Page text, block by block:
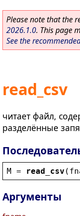
Please note that the
2026.1.0. This page
See the
read_csv
читает файл,
разделённые
M = read_csv (
Аргументы